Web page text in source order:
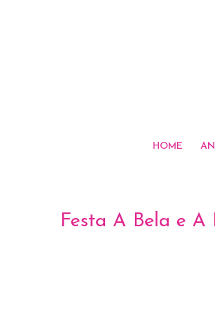
HOME
Festa A Bela e A